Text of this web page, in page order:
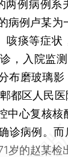
例病例系
病例卢某为
咳痰等症状
，入院监
布磨玻璃影
都区人民医
中心复核核
诊病例。
岁的赵某检